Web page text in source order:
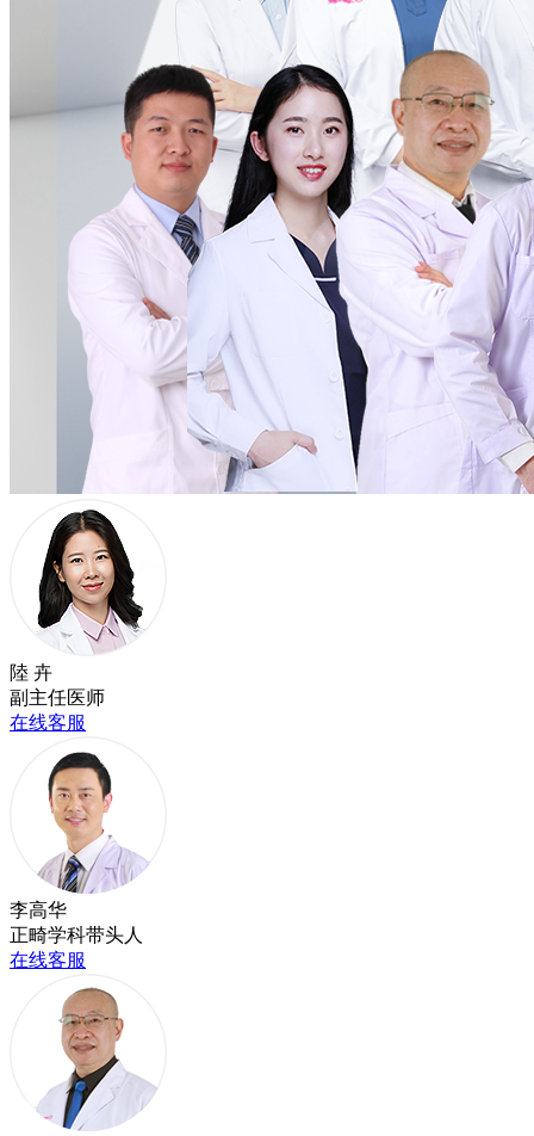
陸 卉
副主任医师
在线客服
李高华
正畸学科带头人
在线客服